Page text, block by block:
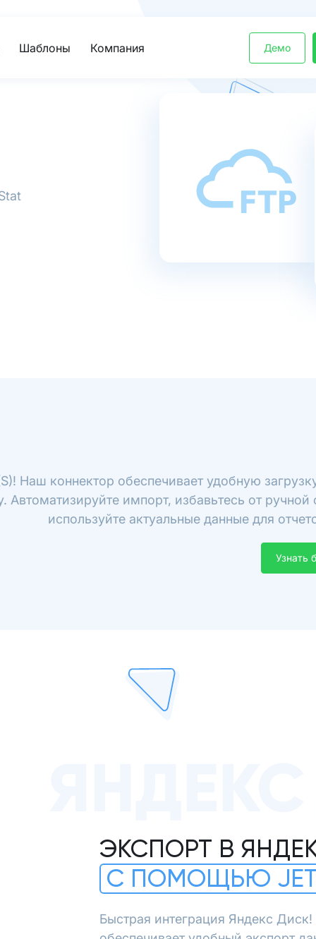
Шаблоны Компания Демо
Наш коннектор обеспечивает удобную
Автоматизируйте импорт, избавьтесь от
используйте актуальные данные для
Узнать
ЭКСПОРТ В
С ПОМОЩЬЮ
Быстрая интеграция Яндекс